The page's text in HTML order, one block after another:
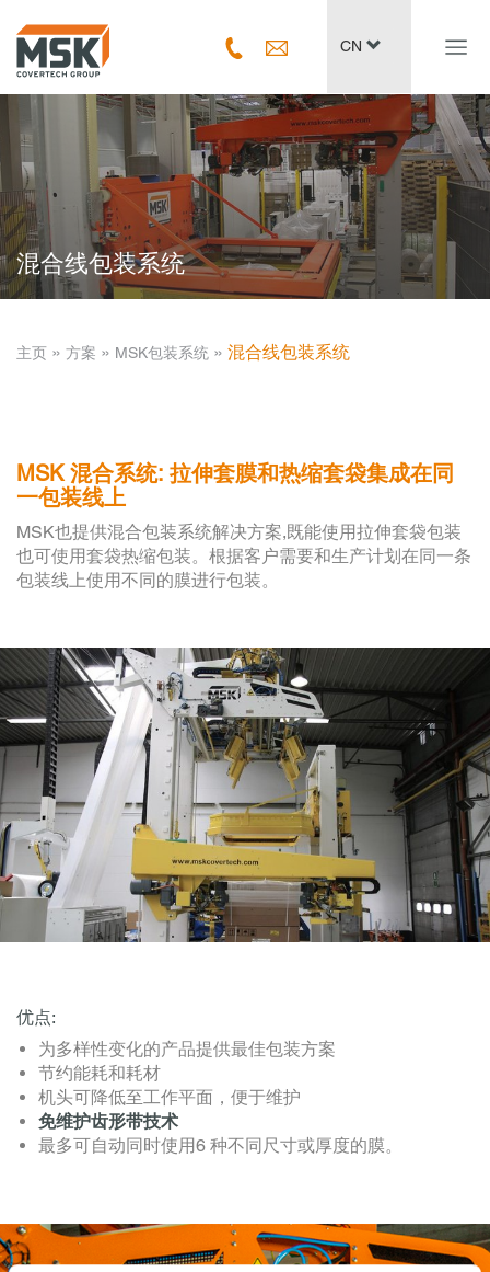
CN
混合线包装系统
主页 ­ » ­ 方案 ­ » ­ MSK包装系统 ­ » ­ 混合线包装系统
MSK 混合系统: 拉伸套膜和热缩套袋集成在同
一包装线上
MSK也提供混合包装系统解决方案,既能使用拉伸套袋包装
也可使用套袋热缩包装。根据客户需要和生产计划在同一条
包装线上使用不同的膜进行包装。
优点:
为多样性变化的产品提供最佳包装方案
节约能耗和耗材
机头可降低至工作平面，便于维护
免维护齿形带技术
最多可自动同时使用6 种不同尺寸或厚度的膜。